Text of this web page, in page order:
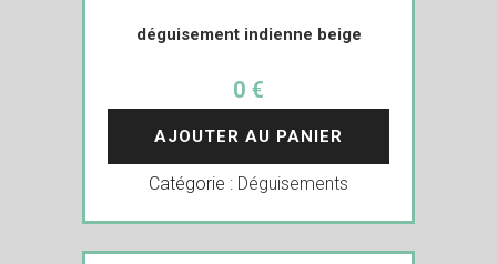
déguisement indienne beige
0 €
AJOUTER AU PANIER
Catégorie : Déguisements